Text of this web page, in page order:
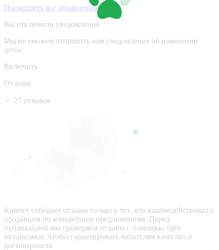
Посмотреть все объявления
Вы отключили уведомления
Мы не сможем отправить вам уведомление об изменении
цены
Включить
Отзывы
27 отзывов
Кинпет собирает отзывы только у тех, кто взаимодействовал с
продавцом по конкретным предложениям. Перед
публикацией мы проверяем отзывы с помощью трёх
механизмов, чтобы гарантировать читателям качество и
достоверность